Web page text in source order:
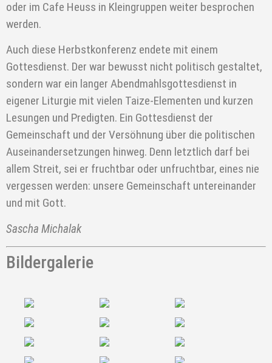
oder im Cafe Heuss in Kleingruppen weiter besprochen
werden.
Auch diese Herbstkonferenz endete mit einem
Gottesdienst. Der war bewusst nicht politisch gestaltet,
sondern war ein langer Abendmahlsgottesdienst in
eigener Liturgie mit vielen Taize-Elementen und kurzen
Lesungen und Predigten. Ein Gottesdienst der
Gemeinschaft und der Versöhnung über die politischen
Auseinandersetzungen hinweg. Denn letztlich darf bei
allem Streit, sei er fruchtbar oder unfruchtbar, eines nie
vergessen werden: unsere Gemeinschaft untereinander
und mit Gott.
Sascha Michalak
Bildergalerie